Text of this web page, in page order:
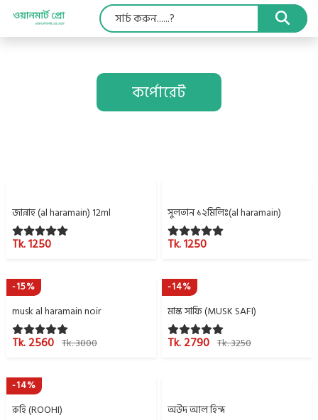
কর্পোরেট
জান্নাহ (al haramain) 12ml
Tk. 1250
সুলতান ১২মিলিঃ(al haramain)
Tk. 1250
-15%
musk al haramain noir
Tk. 2560 Tk. 3000
-14%
মাস্ক সাফি (MUSK SAFI)
Tk. 2790 Tk. 3250
-14%
রুহি (ROOHI) অউদ আল হিন্দ